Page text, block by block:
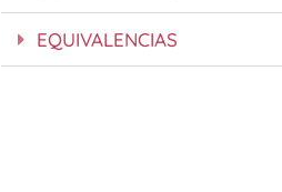
EQUIVALENCIAS